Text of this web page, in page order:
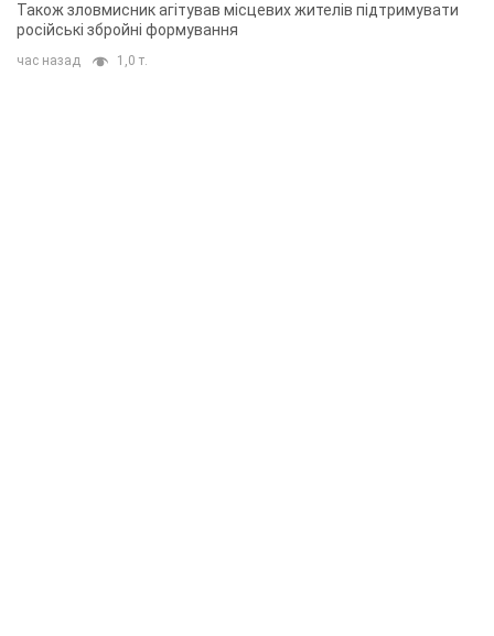
Також зловмисник агітував місцевих жителів підтримувати
російські збройні формування
час назад 1,0 т.